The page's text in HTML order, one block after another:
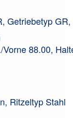
, Getriebetyp GR,
Vorne 88.00,
, Ritzeltyp Stahl